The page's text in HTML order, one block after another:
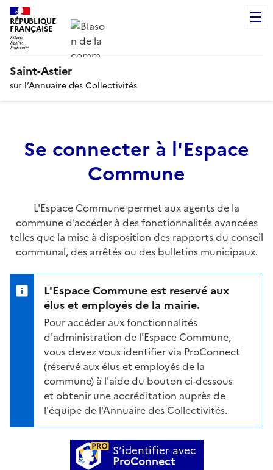
RÉPUBLIQUE
FRANÇAISE
Saint-Astier
sur l’Annuaire des Collectivités
Se connecter à l'Espace
Commune
L'Espace Commune permet aux agents de la
commune d’accéder à des fonctionnalités avancées
telles que la mise à disposition des rapports du conseil
communal, des arrêtés ou des bulletins municipaux.
L'Espace Commune est reservé aux
élus et employés de la mairie.
Pour accéder aux fonctionnalités
d'administration de l'Espace Commune,
vous devez vous identifier via ProConnect
(réservé aux élus et employés de la
commune) à l'aide du bouton ci-dessous
et obtenir une accréditation auprès de
l'équipe de l'Annuaire des Collectivités.
S’identifier avec
ProConnect